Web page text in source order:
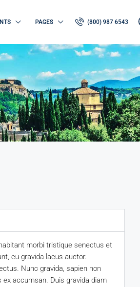
PAGES (800) 987 6543
morbi tristique senectus et
eu gravida lacus auctor.
Nunc gravida, sapien non
accumsan. Duis gravida diam